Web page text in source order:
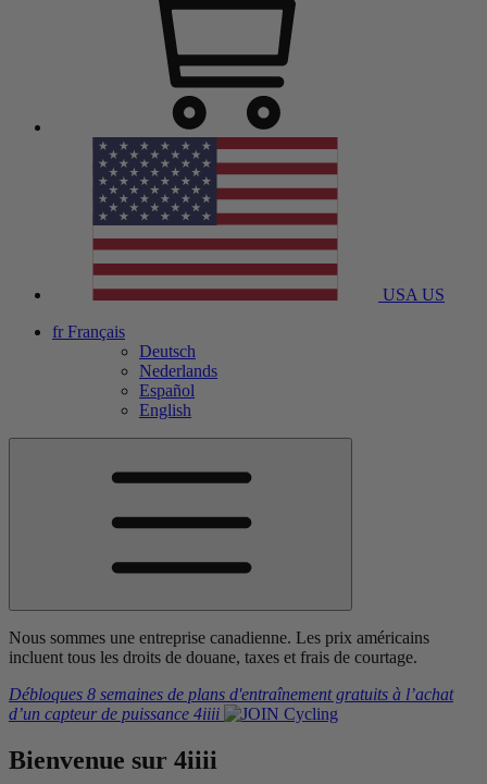
USA US
fr Français
Deutsch
Nederlands
Español
English
Nous sommes une entreprise canadienne. Les prix américains
incluent tous les droits de douane, taxes et frais de courtage.
Débloques 8 semaines de plans d'entraînement gratuits à l’achat
d’un capteur de puissance 4iiii
Bienvenue sur 4iiii